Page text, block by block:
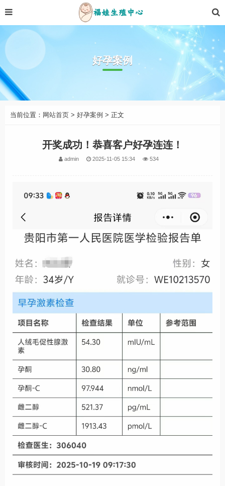
好孕案例
当前位置： 网站首页 > 好孕案例 > 正文
开奖成功！恭喜客户好孕连连！
admin 2025-11-05 15:34 534